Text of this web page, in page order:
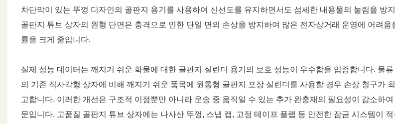
차단막이 있는 뚜껑 디자인의 골판지 용기를 사용하여 신선도를 유지하면서도 섬세한 내용물의 눌림을 방
골판지 튜브 상자의 원형 단면은 충격으로 인한 단일 면의 손상을 방지하여 많은 전자상거래 운영에 어려움
률을 크게 줄입니다.
실제 성능 데이터는 깨지기 쉬운 화물에 대한 골판지 실린더 용기의 보호 성능이 우수함을 입증합니다. 물류
의 기존 직사각형 상자에 비해 깨지기 쉬운 품목에 원통형 골판지 포장 실린더를 사용할 경우 손상 청구가
고합니다. 이러한 개선은 구조적 이점뿐만 아니라 운송 중 움직일 수 있는 추가 완충재의 필요성이 감소하
문입니다. 고품질 골판지 튜브 상자에는 나사산 뚜껑, 스냅 캡, 고정 테이프 플랩 등 안전한 잠금 시스템이